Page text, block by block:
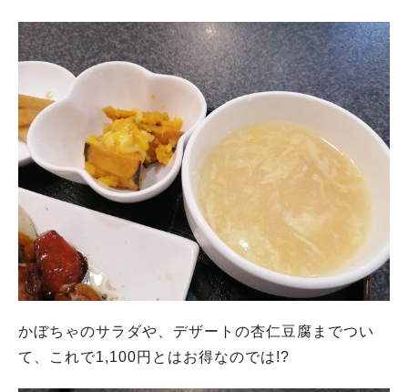
かぼちゃのサラダや、デザートの杏仁豆腐までつい
て、これで1,100円とはお得なのでは!?